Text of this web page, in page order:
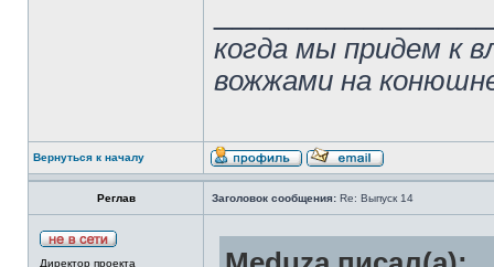
когда мы придем к
вожжами на
Вернуться к началу
Реглав Заголовок сообщения: Re: Выпуск 14
Директор проекта